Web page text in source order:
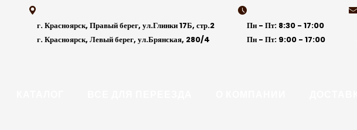
content
г. Красноярск, Правый берег, ул.Глинки 17Б, стр.2
г. Красноярск, Левый берег, ул.Брянская, 280/4
Пн - Пт: 8:30 - 17:00
Пн - Пт: 9:00 - 17:00